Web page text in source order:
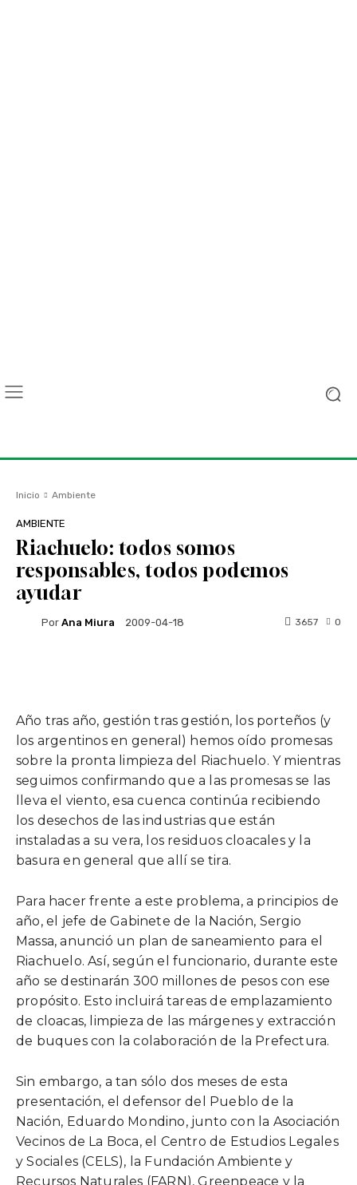
Inicio Ambiente
AMBIENTE
Riachuelo: todos somos
responsables, todos podemos
ayudar
Por Ana Miura 2009-04-18 0
3657
Año tras año, gestión tras gestión, los porteños (y
los argentinos en general) hemos oído promesas
sobre la pronta limpieza del Riachuelo. Y mientras
seguimos confirmando que a las promesas se las
lleva el viento, esa cuenca continúa recibiendo
los desechos de las industrias que están
instaladas a su vera, los residuos cloacales y la
basura en general que allí se tira.
Para hacer frente a este problema, a principios de
año, el jefe de Gabinete de la Nación, Sergio
Massa, anunció un plan de saneamiento para el
Riachuelo. Así, según el funcionario, durante este
año se destinarán 300 millones de pesos con ese
propósito. Esto incluirá tareas de emplazamiento
de cloacas, limpieza de las márgenes y extracción
de buques con la colaboración de la Prefectura.
Sin embargo, a tan sólo dos meses de esta
presentación, el defensor del Pueblo de la
Nación, Eduardo Mondino, junto con la Asociación
Vecinos de La Boca, el Centro de Estudios Legales
y Sociales (CELS), la Fundación Ambiente y
Recursos Naturales (FARN), Greenpeace y la